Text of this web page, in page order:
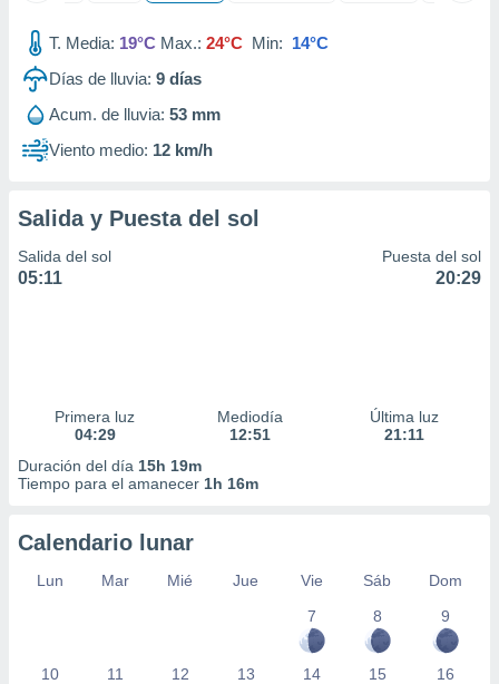
mediante
publicidad
publicidad
de
T. Media: 19°C Max.: 24°C Min: 14°C
Días de lluvia: 9 días
Acum. de lluvia: 53 mm
Viento medio: 12 km/h
Salida y Puesta del sol
Salida del sol
05:11
Puesta del sol
20:29
Primera luz
04:29
Mediodía
12:51
Última luz
21:11
Duración del día 15h 19m
Tiempo para el amanecer 1h 16m
Calendario lunar
Lun Mar Mié Jue Vie Sáb
Dom
7
8 9
10 11 12 13 14 15 16